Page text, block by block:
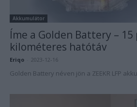
Akkumulátor
Íme a Golden Battery –
kilométeres hatótáv
Eriqo 2023-12-16
Golden Battery néven jön a ZEEKR LFP